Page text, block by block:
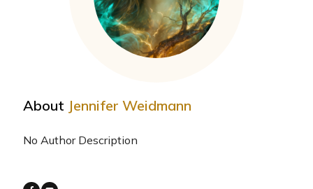
About Jennifer Weidmann
No Author Description